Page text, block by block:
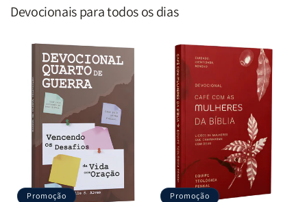
Devocionais para todos os dias
Promoção Promoção